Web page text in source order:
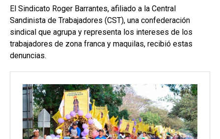
El Sindicato Roger Barrantes, afiliado a la Central
Sandinista de Trabajadores (CST), una confederación
sindical que agrupa y representa los intereses de los
trabajadores de zona franca y maquilas, recibió estas
denuncias.